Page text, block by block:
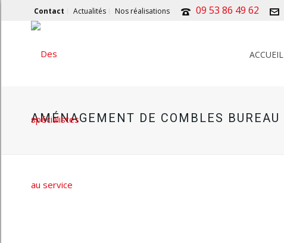
Contact Actualités Nos réalisations 09 53 86 49 62
ACCUEIL
AMÉNAGEMENT DE COMBLES BUREAU